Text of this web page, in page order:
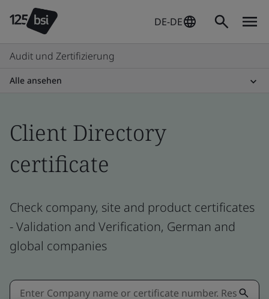
DE-DE
Audit und Zertifizierung
Alle ansehen
Client Directory
certificate
Check company, site and product certificates
- Validation and Verification, German and
global companies